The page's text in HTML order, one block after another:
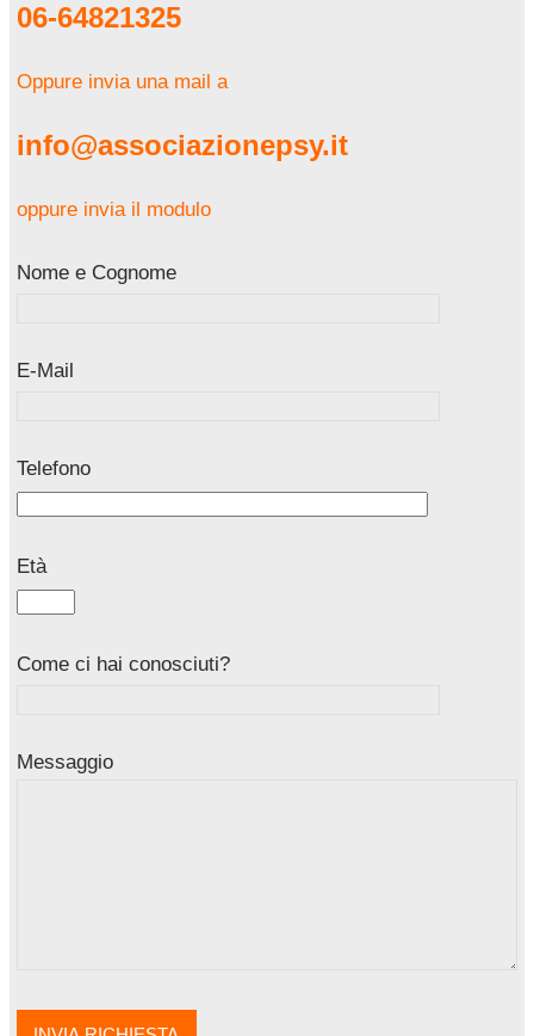
06-64821325
Oppure invia una mail a
info@associazionepsy.it
oppure invia il modulo
Nome e Cognome
E-Mail
Telefono
Età
Come ci hai conosciuti?
Messaggio